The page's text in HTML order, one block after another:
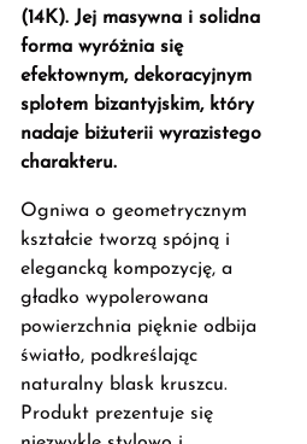
(14K). Jej masywna i solidna
forma wyróżnia się
efektownym, dekoracyjnym
splotem bizantyjskim, który
nadaje biżuterii wyrazistego
charakteru.
Ogniwa o geometrycznym
kształcie tworzą spójną i
elegancką kompozycję, a
gładko wypolerowana
powierzchnia pięknie odbija
światło, podkreślając
naturalny blask kruszcu.
Produkt prezentuje się